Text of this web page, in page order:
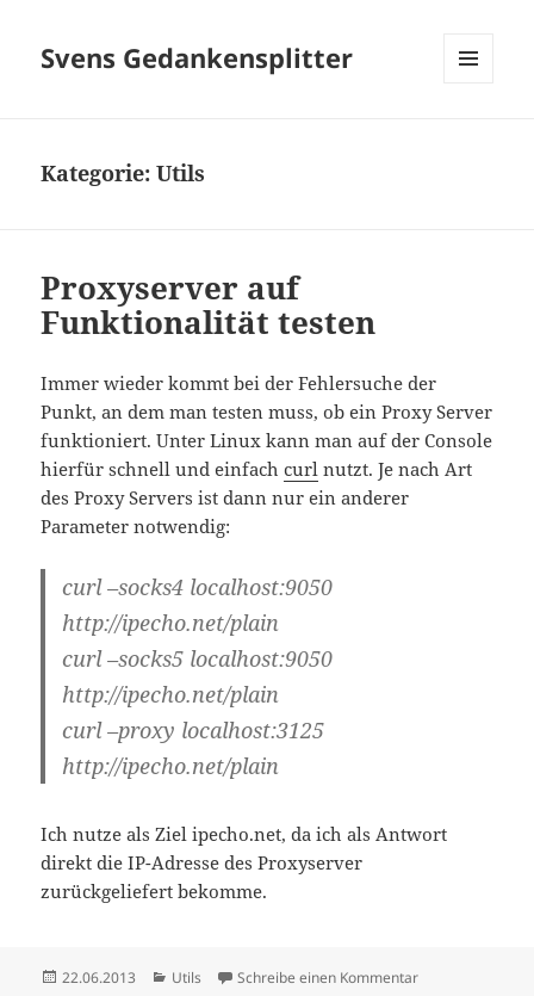
Svens Gedankensplitter
Kategorie:Utils
Proxyserver auf
Funktionalität testen
Immer wieder kommt bei der Fehlersuche der
Punkt, an dem man testen muss, ob ein Proxy Server
funktioniert. Unter Linux kann man auf der Console
hierfür schnell und einfachcurl nutzt. Je nach Art
des Proxy Servers ist dann nur ein anderer
Parameter notwendig:
curl –socks4 localhost:9050
http://ipecho.net/plain
curl –socks5 localhost:9050
http://ipecho.net/plain
curl –proxy localhost:3125
http://ipecho.net/plain
Ich nutze als Ziel ipecho.net, da ich als Antwort
direkt die IP-Adresse des Proxyserver
zurückgeliefert bekomme.
Veröffentlicht
22.06.2013 Kategorien
Utils Schreibe einen Kommentarzu Proxyserver